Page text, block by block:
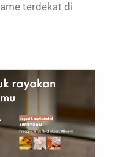
terdekat di